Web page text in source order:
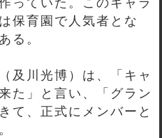
保育園で人気者とな
る。
及川光博）は、「キャ
た」と言い、「グラン
て、正式にメンバーと